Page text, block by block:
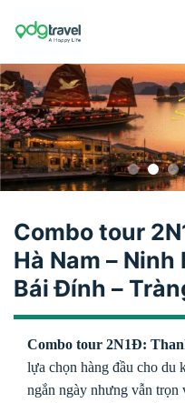
Combo tour
Hà Nam –
Bái Đính –
Combo tour 2N1Đ:
lựa chọn hàng đầu cho du
ngắn ngày nhưng vẫn trọn